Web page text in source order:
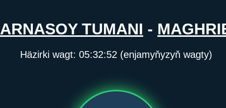
ARNASOY TUMANI -
Häzirki wagt: 05:32:52 (enjamyňyzyň wagty)